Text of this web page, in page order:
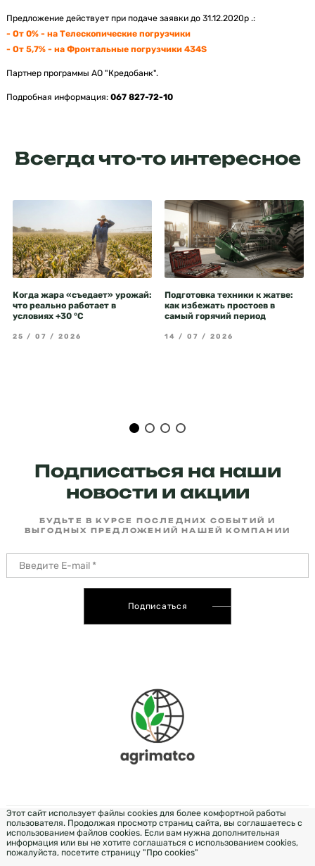
Предложение действует при подаче заявки до 31.12.2020р .:
- От 0% - на Телескопические погрузчики
- От 5,7% - на Фронтальные погрузчики 434S
Партнер программы АО "Кредобанк".
Подробная информация:067 827-72-10
Всегда что-то интересное
Когда жара «съедает» урожай:
что реально работает в
условиях +30 °C
25 / 07 / 2026
Подготовка техники к жатве:
как избежать простоев в
самый горячий период
14 / 07 / 2026
Подписаться на наши
новости и акции
БУДЬТЕ В КУРСЕ ПОСЛЕДНИХ СОБЫТИЙ И
ВЫГОДНЫХ ПРЕДЛОЖЕНИЙ НАШЕЙ КОМПАНИИ
Подписаться
РОЗРОБКА & ДИЗАЙН — WEZOM
Этот сайт использует файлы cookies для более комфортной работы
пользователя. Продолжая просмотр страниц сайта, вы соглашаетесь с
использованием файлов cookies. Если вам нужна дополнительная
информация или вы не хотите соглашаться с использованием cookies,
пожалуйста, посетите страницу "Про cookies"